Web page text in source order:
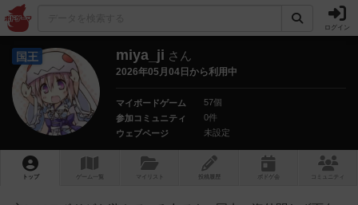
ログイン
国王 miya_ji さん
2026年05月04日から利用中
マイボードゲーム
57個
参加コミュニティ
0件
ウェブページ
未設定
トップ ゲーム一覧 マイリスト 投稿履歴 ボ ドゲ コミュニティ